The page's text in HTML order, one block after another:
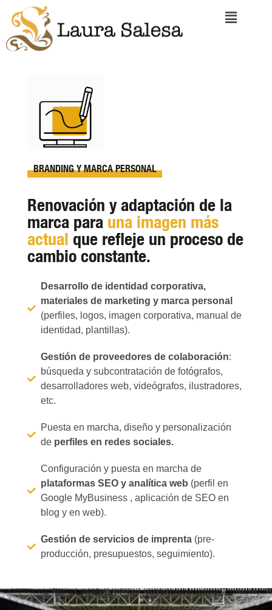
BRANDING Y MARCA PERSONAL
Renovación y adaptación de la
marca para una imagen más
actual que refleje un proceso de
cambio constante.
Desarrollo de identidad corporativa,
materiales de marketing y marca personal
(perfiles, logos, imagen corporativa, manual de
identidad, plantillas).
Gestión de proveedores de colaboración:
búsqueda y subcontratación de fotógrafos,
desarrolladores web, videógrafos, ilustradores,
etc.
Puesta en marcha, diseño y personalización
de perfiles en redes sociales.
Configuración y puesta en marcha de
plataformas SEO y analítica web (perfil en
Google MyBusiness , aplicación de SEO en
blog y en web).
Gestión de servicios de imprenta (pre-
producción, presupuestos, seguimiento).